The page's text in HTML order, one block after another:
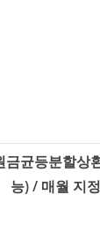
금균등분할상
능) / 매월 지